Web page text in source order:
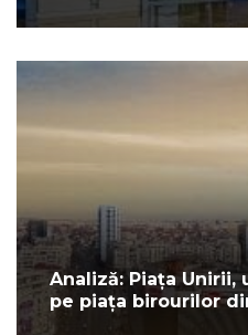
Analiză: Piața
pe piața birourilor